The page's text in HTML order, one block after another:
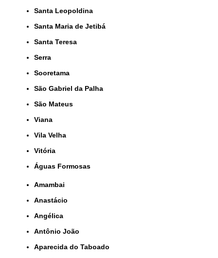
Santa Leopoldina
Santa Maria de Jetibá
Santa Teresa
Serra
Sooretama
São Gabriel da Palha
São Mateus
Viana
Vila Velha
Vitória
Águas Formosas
Amambai
Anastácio
Angélica
Antônio João
Aparecida do Taboado